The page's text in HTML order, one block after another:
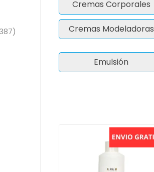
Cremas Corporales
Cremas Modeladoras
Emulsión